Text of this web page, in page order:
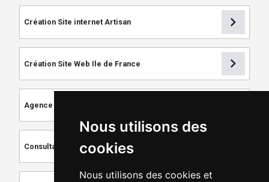
Nous utilisons des
cookies
Nous utilisons des cookies et
Création Site internet Artisan chevron_right
Création Site Web Ile de France chevron_right
Agence de Référencement
Consultant SEO